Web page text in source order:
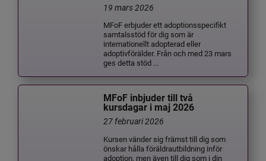
19 mars 2026
MFoF erbjuder ett adoptionsspecifikt
samtalsstöd för dig som är
internationellt adopterad eller
adoptivförälder. Från och med 23 mars
ges detta stöd ...
MFoF inbjuder till två
kursdagar i maj 2026
27 februari 2026
Kursen vänder sig främst till dig som
önskar hålla föräldrautbildning inför
adoption, men även till dig som i din